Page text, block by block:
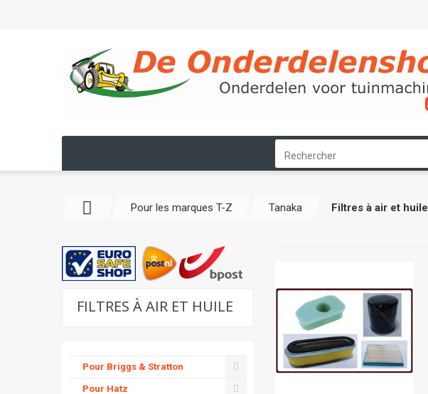
Pour les marques T-Z Tanaka Filtres à air et huile
FILTRES À AIR ET HUILE
Pour Briggs & Stratton
Pour Hatz